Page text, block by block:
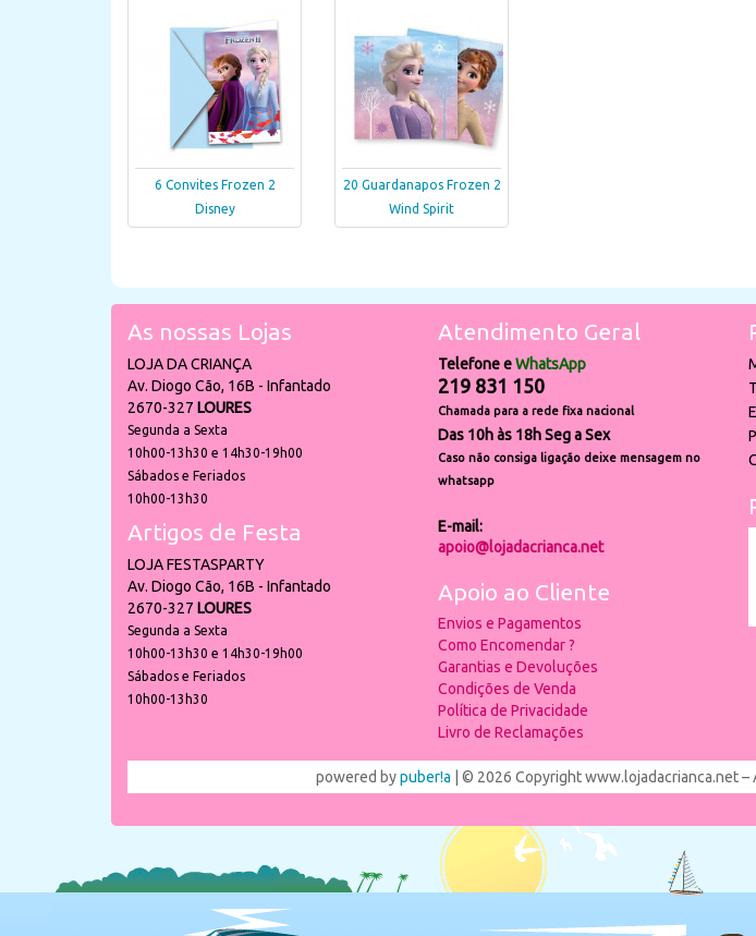
6 Convites Frozen 2
Disney
20 Guardanapos Frozen 2
Wind Spirit
As nossas Lojas
LOJA DA CRIANÇA
Av. Diogo Cão, 16B - Infantado
2670-327 LOURES
Segunda a Sexta
10h00-13h30 e 14h30-19h00
Sábados e Feriados
10h00-13h30
Artigos de Festa
LOJA FESTASPARTY
Av. Diogo Cão, 16B - Infantado
2670-327 LOURES
Segunda a Sexta
10h00-13h30 e 14h30-19h00
Sábados e Feriados
10h00-13h30
Atendimento Geral
Telefone eWhatsApp
219 831 150
Chamada para a rede fixa nacional
Das 10h às 18h Seg a Sex
Caso não consiga ligação deixe mensagem no
whatsapp
E-mail:
apoio@lojadacrianca.net
Apoio ao Cliente
Envios e Pagamentos
Como Encomendar ?
Garantias e Devoluções
Condições de Venda
Política de Privacidade
Livro de Reclamações
powered bypuber!a | © 2026 Copyright www.lojadacrianca.net –